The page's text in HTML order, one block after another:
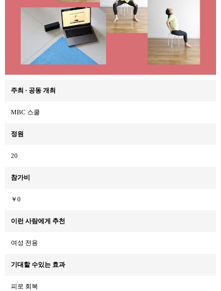
주최 · 공동 개최
MBC 스쿨
정원
20
참가비
￥0
이런 사람에게 추천
여성 전용
기대할 수있는 효과
피로 회복